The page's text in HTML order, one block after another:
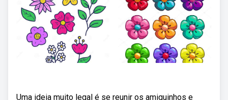
Uma ideia muito legal é se reunir os amiguinhos e